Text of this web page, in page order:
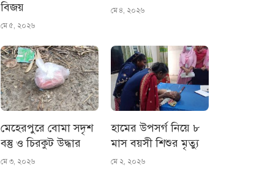
বিজয়
মে ৫, ২০২৬
মে ৪, ২০২৬
মেহেরপুরে বোমা সদৃশ
বস্তু ও চিরকুট উদ্ধার
মে ৩, ২০২৬
হামের উপসর্গ নিয়ে ৮
মাস বয়সী শিশুর মৃত্যু
মে ২, ২০২৬